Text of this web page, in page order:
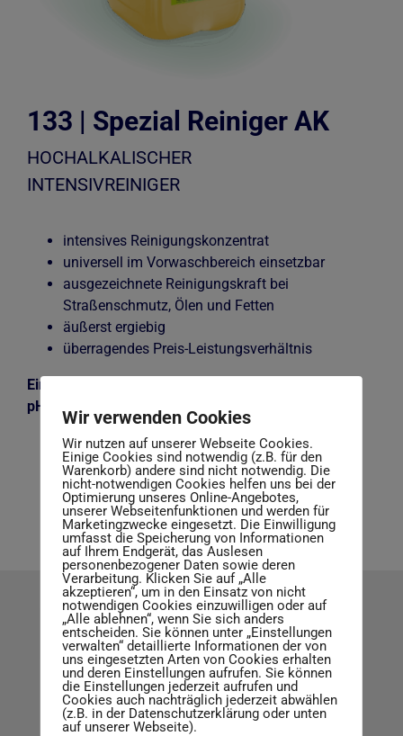
133 | Spezial Reiniger AK
HOCHALKALISCHER
INTENSIVREINIGER
intensives Reinigungskonzentrat
universell im Vorwaschbereich einsetzbar
ausgezeichnete Reinigungskraft bei
Straßenschmutz, Ölen und Fetten
äußerst ergiebig
überragendes Preis-Leistungsverhältnis
Einsatzgebiet: Waschstraße/Portalanlage
pH-Wert: 14 (konz.)
Wir verwenden Cookies
Wir nutzen auf unserer Webseite Cookies.
Einige Cookies sind notwendig (z.B. für den
Warenkorb) andere sind nicht notwendig. Die
nicht-notwendigen Cookies helfen uns bei der
Optimierung unseres Online-Angebotes,
unserer Webseitenfunktionen und werden für
Marketingzwecke eingesetzt. Die Einwilligung
umfasst die Speicherung von Informationen
auf Ihrem Endgerät, das Auslesen
personenbezogener Daten sowie deren
Verarbeitung. Klicken Sie auf „Alle
akzeptieren“, um in den Einsatz von nicht
notwendigen Cookies einzuwilligen oder auf
„Alle ablehnen“, wenn Sie sich anders
entscheiden. Sie können unter „Einstellungen
verwalten“ detaillierte Informationen der von
uns eingesetzten Arten von Cookies erhalten
und deren Einstellungen aufrufen. Sie können
die Einstellungen jederzeit aufrufen und
Cookies auch nachträglich jederzeit abwählen
(z.B. in der Datenschutzerklärung oder unten
auf unserer Webseite).